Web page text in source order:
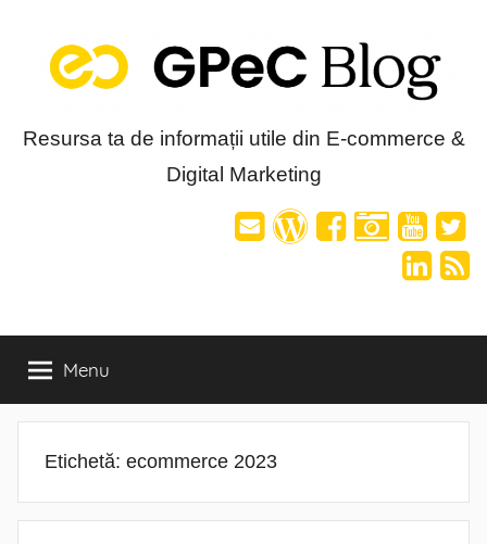
content
Blog-
Resursa ta de informații utile din E-commerce &
Digital Marketing
Menu
Etichetă: ecommerce 2023